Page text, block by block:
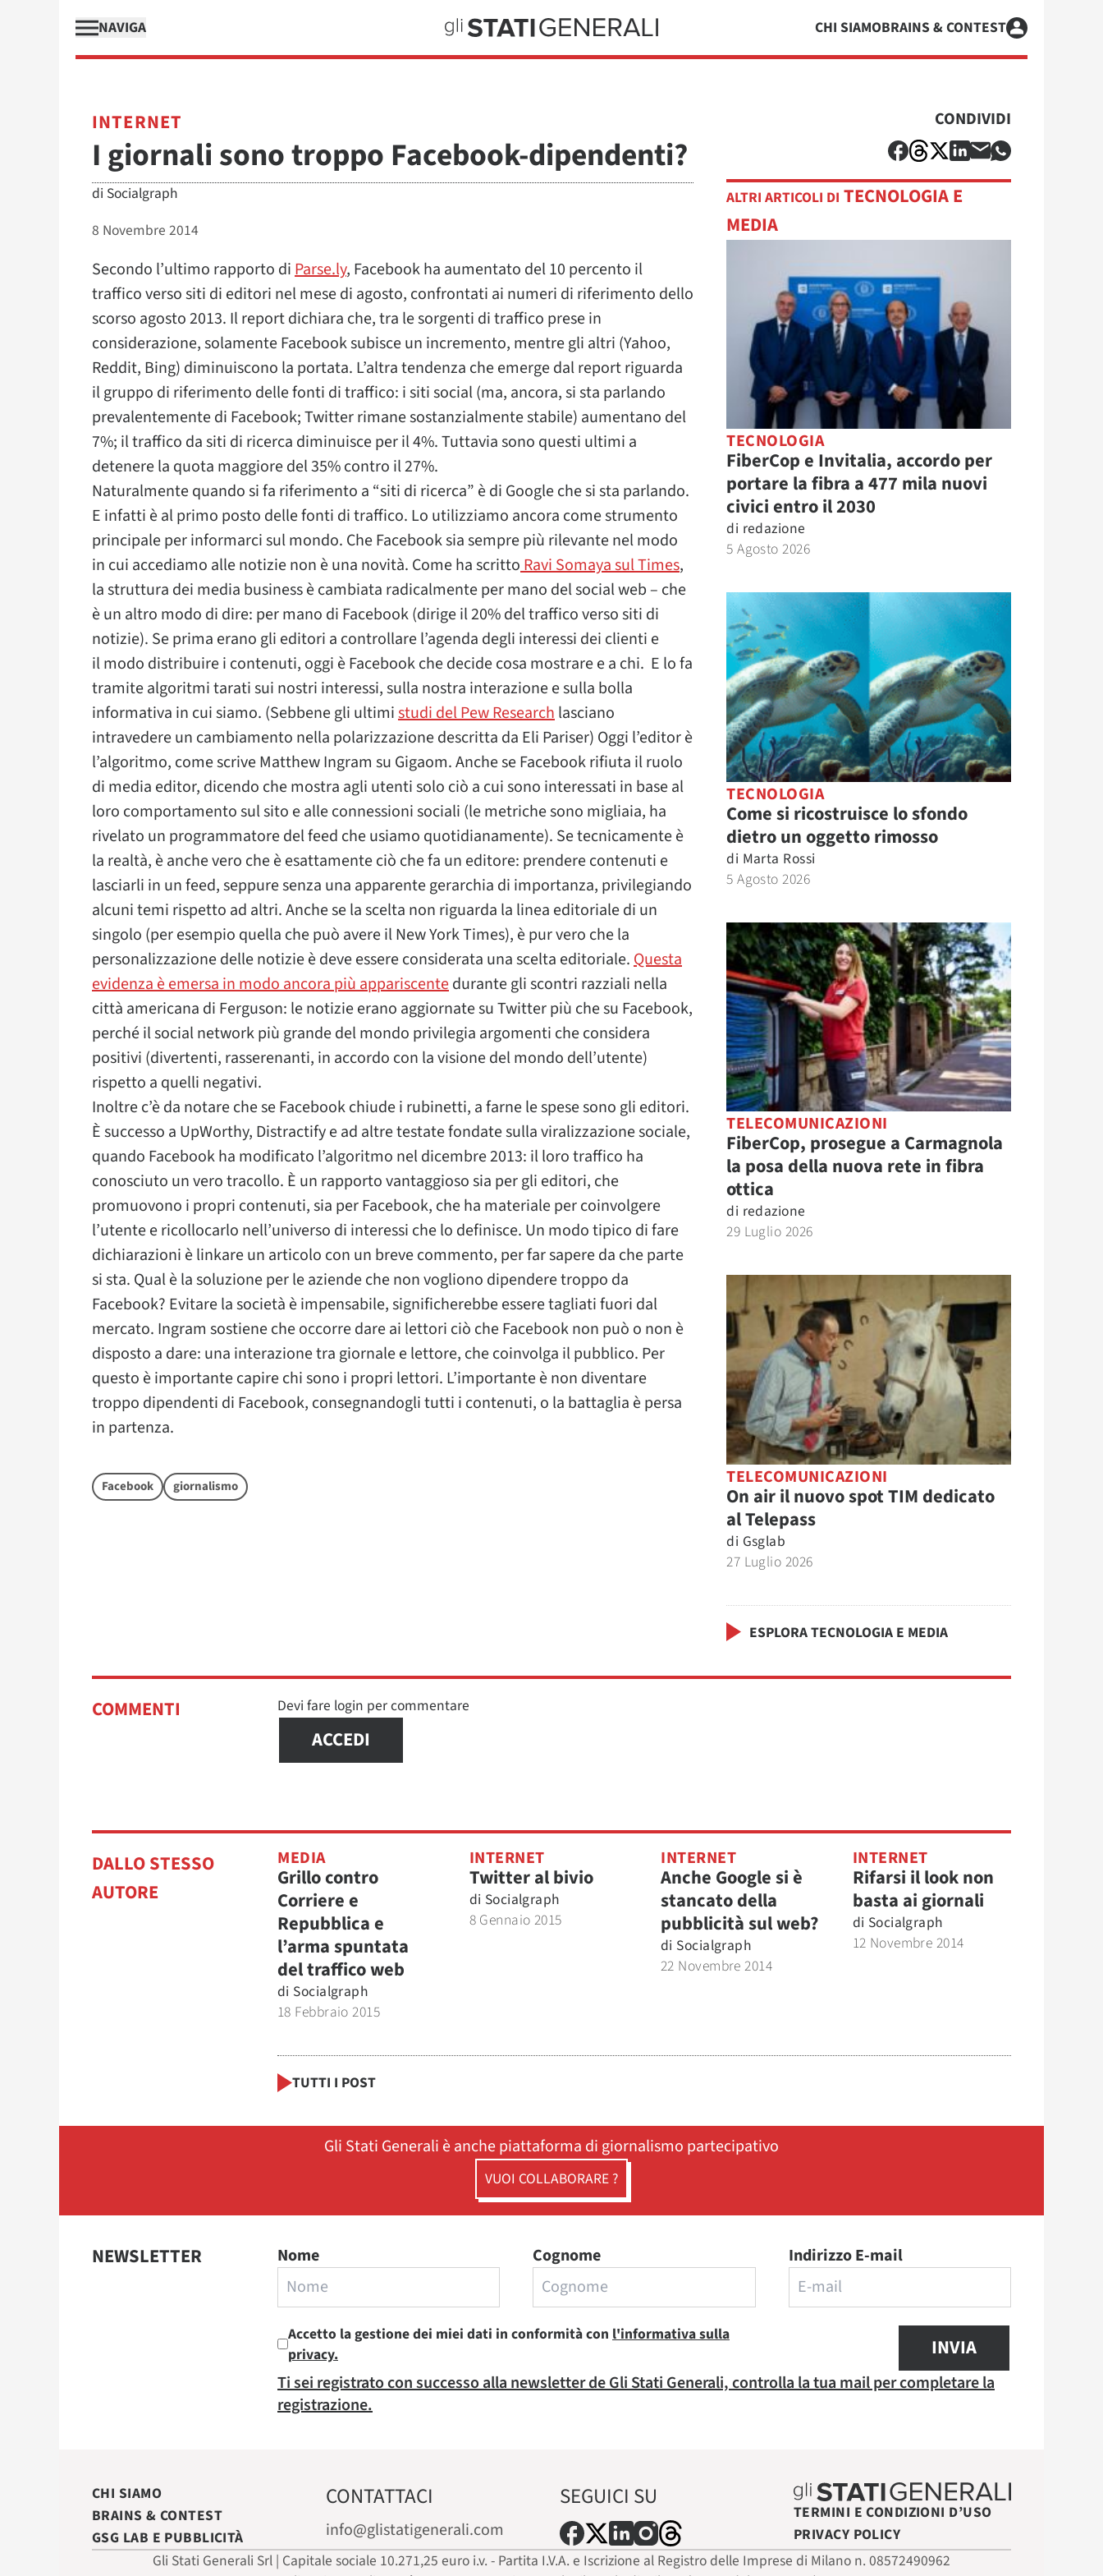
NAVIGA CHI SIAMOBRAINS & CONTEST
INTERNET
I giornali sono troppo Facebook-dipendenti?
di Socialgraph
8 Novembre 2014
Secondo l’ultimo rapporto diParse.ly, Facebook ha aumentato del 10 percento il
traffico verso siti di editori nel mese di agosto, confrontati ai numeri di riferimento dello
scorso agosto 2013. Il report dichiara che, tra le sorgenti di traffico prese in
considerazione, solamente Facebook subisce un incremento, mentre gli altri (Yahoo,
Reddit, Bing) diminuiscono la portata. L’altra tendenza che emerge dal report riguarda
il gruppo di riferimento delle fonti di traffico: i siti social (ma, ancora, si sta parlando
prevalentemente di Facebook; Twitter rimane sostanzialmente stabile) aumentano del
7%; il traffico da siti di ricerca diminuisce per il 4%. Tuttavia sono questi ultimi a
detenere la quota maggiore del 35% contro il 27%.
Naturalmente quando si fa riferimento a “siti di ricerca” è di Google che si sta parlando.
E infatti è al primo posto delle fonti di traffico. Lo utilizziamo ancora come strumento
principale per informarci sul mondo. Che Facebook sia sempre più rilevante nel modo
in cui accediamo alle notizie non è una novità. Come ha scrittoRavi Somaya sul Times,
la struttura dei media business è cambiata radicalmente per mano del social web – che
è un altro modo di dire: per mano di Facebook (dirige il 20% del traffico verso siti di
notizie). Se prima erano gli editori a controllare l’agenda degli interessi dei clienti e
il modo distribuire i contenuti, oggi è Facebook che decide cosa mostrare e a chi. E lo fa
tramite algoritmi tarati sui nostri interessi, sulla nostra interazione e sulla bolla
informativa in cui siamo. (Sebbene gli ultimistudi del Pew Researchlasciano
intravedere un cambiamento nella polarizzazione descritta da Eli Pariser) Oggi l’editor è
l’algoritmo, come scrive Matthew Ingram su Gigaom. Anche se Facebook rifiuta il ruolo
di media editor, dicendo che mostra agli utenti solo ciò a cui sono interessati in base al
loro comportamento sul sito e alle connessioni sociali (le metriche sono migliaia, ha
rivelato un programmatore del feed che usiamo quotidianamente). Se tecnicamente è
la realtà, è anche vero che è esattamente ciò che fa un editore: prendere contenuti e
lasciarli in un feed, seppure senza una apparente gerarchia di importanza, privilegiando
alcuni temi rispetto ad altri. Anche se la scelta non riguarda la linea editoriale di un
singolo (per esempio quella che può avere il New York Times), è pur vero che la
personalizzazione delle notizie è deve essere considerata una scelta editoriale.Questa
evidenza è emersa in modo ancora più appariscentedurante gli scontri razziali nella
città americana di Ferguson: le notizie erano aggiornate su Twitter più che su Facebook,
perché il social network più grande del mondo privilegia argomenti che considera
positivi (divertenti, rasserenanti, in accordo con la visione del mondo dell’utente)
rispetto a quelli negativi.
Inoltre c’è da notare che se Facebook chiude i rubinetti, a farne le spese sono gli editori.
È successo a UpWorthy, Distractify e ad altre testate fondate sulla viralizzazione sociale,
quando Facebook ha modificato l’algoritmo nel dicembre 2013: il loro traffico ha
conosciuto un vero tracollo. È un rapporto vantaggioso sia per gli editori, che
promuovono i propri contenuti, sia per Facebook, che ha materiale per coinvolgere
l’utente e ricollocarlo nell’universo di interessi che lo definisce. Un modo tipico di fare
dichiarazioni è linkare un articolo con un breve commento, per far sapere da che parte
si sta. Qual è la soluzione per le aziende che non vogliono dipendere troppo da
Facebook? Evitare la società è impensabile, significherebbe essere tagliati fuori dal
mercato. Ingram sostiene che occorre dare ai lettori ciò che Facebook non può o non è
disposto a dare: una interazione tra giornale e lettore, che coinvolga il pubblico. Per
questo è importante capire chi sono i propri lettori. L’importante è non diventare
troppo dipendenti di Facebook, consegnandogli tutti i contenuti, o la battaglia è persa
in partenza.
Facebook giornalismo
CONDIVIDI
ALTRI ARTICOLI DI TECNOLOGIA E
MEDIA
TECNOLOGIA
FiberCop e Invitalia, accordo per
portare la fibra a 477 mila nuovi
civici entro il 2030
di redazione
5 Agosto 2026
TECNOLOGIA
Come si ricostruisce lo sfondo
dietro un oggetto rimosso
di Marta Rossi
5 Agosto 2026
TELECOMUNICAZIONI
FiberCop, prosegue a Carmagnola
la posa della nuova rete in fibra
ottica
di redazione
29 Luglio 2026
TELECOMUNICAZIONI
On air il nuovo spot TIM dedicato
al Telepass
di Gsglab
27 Luglio 2026
ESPLORA TECNOLOGIA E MEDIA
COMMENTI Devi fare login per commentare
ACCEDI
DALLO STESSO
AUTORE
MEDIA
Grillo contro
Corriere e
Repubblica e
l’arma spuntata
del traffico web
di Socialgraph
18 Febbraio 2015
INTERNET
Twitter al bivio
di Socialgraph
8 Gennaio 2015
INTERNET
Anche Google si è
stancato della
pubblicità sul web?
di Socialgraph
22 Novembre 2014
INTERNET
Rifarsi il look non
basta ai giornali
di Socialgraph
12 Novembre 2014
TUTTI I POST
Gli Stati Generali è anche piattaforma di giornalismo partecipativo
VUOI COLLABORARE ?
NEWSLETTER Nome Cognome Indirizzo E-mail
Accetto la gestione dei miei dati in conformità con l'informativa sulla
privacy.
INVIA
Ti sei registrato con successo alla newsletter de Gli Stati Generali, controlla la tua mail per completare la
registrazione.
CHI SIAMO
BRAINS & CONTEST
GSG LAB E PUBBLICITÀ
CONTATTACI
info@glistatigenerali.com
SEGUICI SU
TERMINI E CONDIZIONI D’USO
PRIVACY POLICY
Gli Stati Generali Srl | Capitale sociale 10.271,25 euro i.v. - Partita I.V.A. e Iscrizione al Registro delle Imprese di Milano n. 08572490962